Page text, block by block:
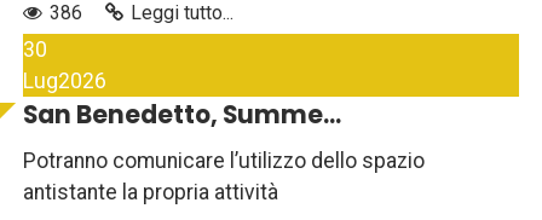
386
Leggi tutto...
30
Lug2026
San Benedetto, Summe...
Potranno comunicare l’utilizzo dello spazio
antistante la propria attività